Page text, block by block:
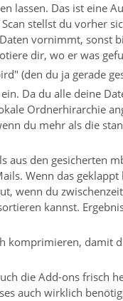
lassen. Das ist eine
stellst du vorher
vornimmt, sonst
dir, wo er was
(den du ja gerade
Da du alle deine
Ordnerhirarchie
du mehr als die
aus den gesicherten
Wenn das
wenn du
kannst.
komprimieren, damit
die Add-ons frisch
auch wirklich